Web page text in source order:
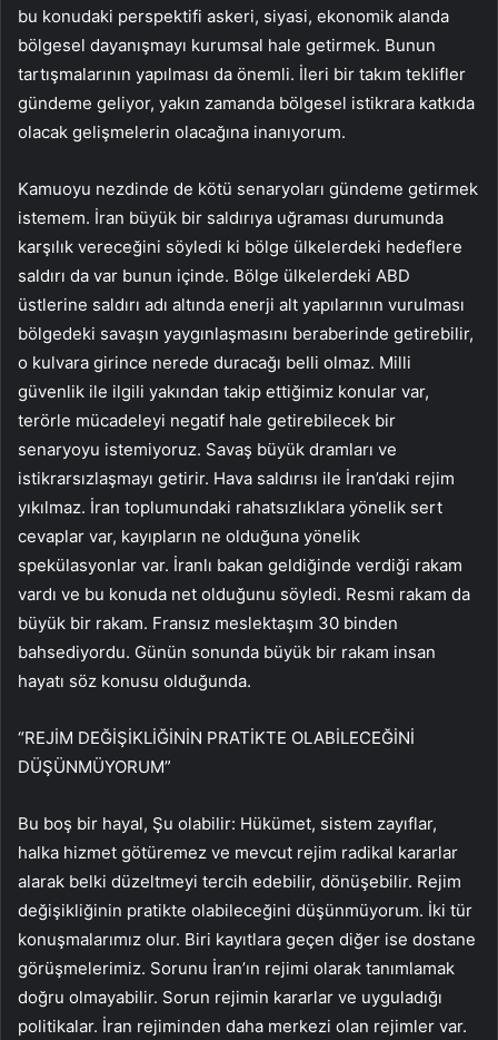
bu konudaki perspektifi askeri, siyasi, ekonomik alanda
bölgesel dayanışmayı kurumsal hale getirmek. Bunun
tartışmalarının yapılması da önemli. İleri bir takım teklifler
gündeme geliyor, yakın zamanda bölgesel istikrara katkıda
olacak gelişmelerin olacağına inanıyorum.
Kamuoyu nezdinde de kötü senaryoları gündeme getirmek
istemem. İran büyük bir saldırıya uğraması durumunda
karşılık vereceğini söyledi ki bölge ülkelerdeki hedeflere
saldırı da var bunun içinde. Bölge ülkelerdeki ABD
üstlerine saldırı adı altında enerji alt yapılarının vurulması
bölgedeki savaşın yaygınlaşmasını beraberinde getirebilir,
o kulvara girince nerede duracağı belli olmaz. Milli
güvenlik ile ilgili yakından takip ettiğimiz konular var,
terörle mücadeleyi negatif hale getirebilecek bir
senaryoyu istemiyoruz. Savaş büyük dramları ve
istikrarsızlaşmayı getirir. Hava saldırısı ile İran’daki rejim
yıkılmaz. İran toplumundaki rahatsızlıklara yönelik sert
cevaplar var, kayıpların ne olduğuna yönelik
spekülasyonlar var. İranlı bakan geldiğinde verdiği rakam
vardı ve bu konuda net olduğunu söyledi. Resmi rakam da
büyük bir rakam. Fransız meslektaşım 30 binden
bahsediyordu. Günün sonunda büyük bir rakam insan
hayatı söz konusu olduğunda.
“REJİM DEĞİŞİKLİĞİNİN PRATİKTE OLABİLECEĞİNİ
DÜŞÜNMÜYORUM”
Bu boş bir hayal, Şu olabilir: Hükümet, sistem zayıflar,
halka hizmet götüremez ve mevcut rejim radikal kararlar
alarak belki düzeltmeyi tercih edebilir, dönüşebilir. Rejim
değişikliğinin pratikte olabileceğini düşünmüyorum. İki tür
konuşmalarımız olur. Biri kayıtlara geçen diğer ise dostane
görüşmelerimiz. Sorunu İran’ın rejimi olarak tanımlamak
doğru olmayabilir. Sorun rejimin kararlar ve uyguladığı
politikalar. İran rejiminden daha merkezi olan rejimler var.